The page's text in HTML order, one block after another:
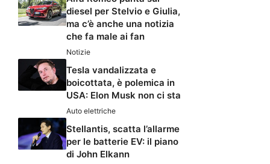
diesel per Stelvio e Giulia,
ma c’è anche una notizia
che fa male ai fan
Notizie
Tesla vandalizzata e
boicottata, è polemica in
USA: Elon Musk non ci sta
Auto elettriche
Stellantis, scatta l’allarme
per le batterie EV: il piano
di John Elkann